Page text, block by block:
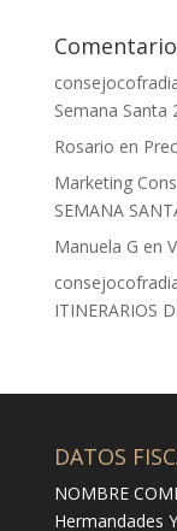
Semana Santa
Rosario en
Marketing
SEMANA
Manuela G en
ITINERARIOS
DATOS
NOMBRE
Hermandades